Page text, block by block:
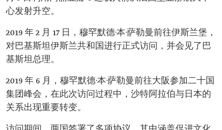
心发射升空。
2019 年 2 月 17 日，穆罕默德·本·萨勒曼前往伊斯兰堡，
对巴基斯坦伊斯兰共和国进行正式访问，并会见了巴
基斯坦总理。
2019 年 6 月，穆罕默德·本·萨勒曼前往大阪参加二十国
集团峰会，在此次访问过程中，沙特阿拉伯与日本的
关系出现重要转变。